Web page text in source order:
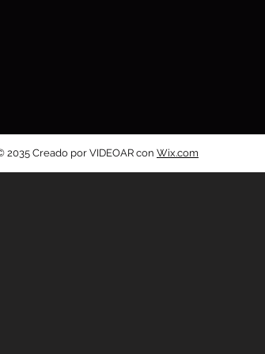
2035 Creado por VIDEOAR con Wix.com